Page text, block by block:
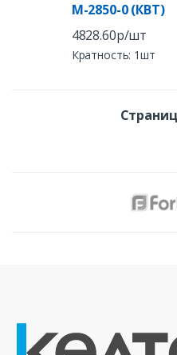
М-2850-0 (КВТ)
4828.60р/шт
Кратность: 1шт